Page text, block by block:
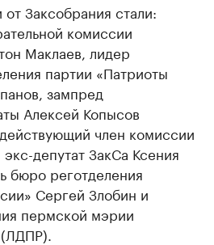
Заксобрания стали:
комиссии
Маклаев, лидер
партии «Патриоты
зампред
Алексей Копысов
член комиссии
депутат ЗакСа Ксения
бюро реготделения
Сергей Злобин и
пермской мэрии